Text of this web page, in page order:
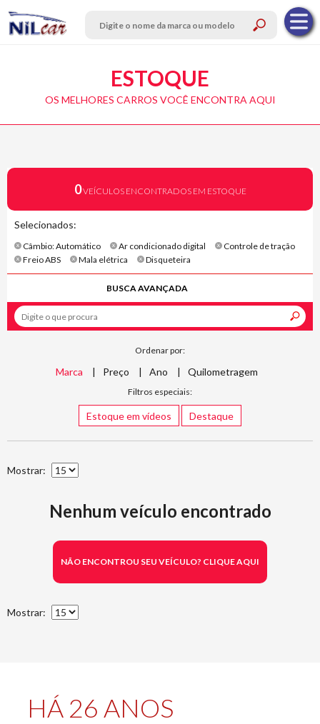
ESTOQUE
OS MELHORES CARROS VOCÊ ENCONTRA AQUI
0VEÍCULOS ENCONTRADOS EM ESTOQUE
Selecionados:
Câmbio: Automático Ar condicionado digital
Controle de tração
Freio ABS
Mala elétrica Disqueteira
BUSCA AVANÇADA
Ordenar por:
Marca Preço Ano Quilometragem
Filtros especiais:
Estoque em vídeos Destaque
Mostrar:
Nenhum veículo encontrado
NÃO ENCONTROU SEU VEÍCULO? CLIQUE AQUI
Mostrar:
HÁ 26 ANOS